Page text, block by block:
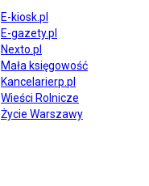
E-kiosk.pl
E-gazety.pl
Nexto.pl
Mała księgowość
Kancelarierp.pl
Wieści Rolnicze
Życie Warszawy